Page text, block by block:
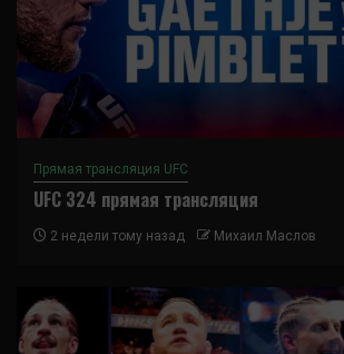
Прямая трансляция UFC
UFC 324 прямая трансляция
2 недели тому назад Михаил Маслов